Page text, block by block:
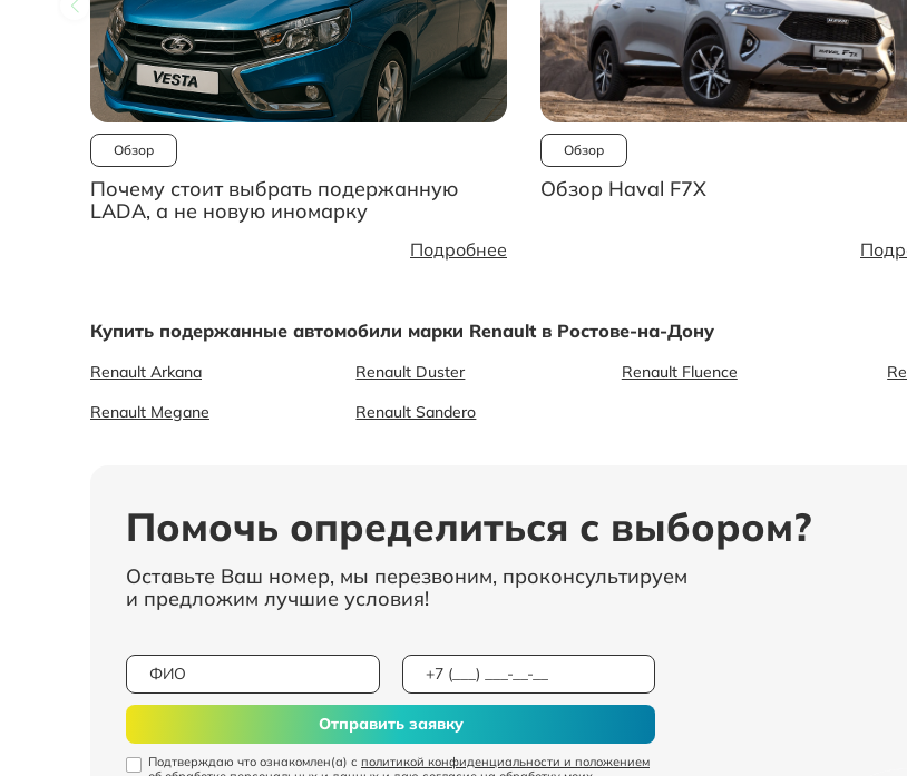
Обзор
Почему стоит выбрать подержанную
LADA, а не новую иномарку
Подробнее
Обзор
Обзор Haval F7X
Купить подержанные автомобили марки Renault в Ростове-на-Дону
Renault Arkana Renault Duster Renault Fluence
Renault Megane
Renault Sandero
Помочь определиться с выбором?
Оставьте Ваш номер, мы перезвоним, проконсультируем
и предложим лучшие условия!
Подтверждаю что ознакомлен(а) с политикой конфиденциальности и положением
Отправить заявку